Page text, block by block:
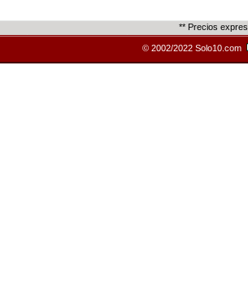
** Precios
© 2002/2022 Solo10.com